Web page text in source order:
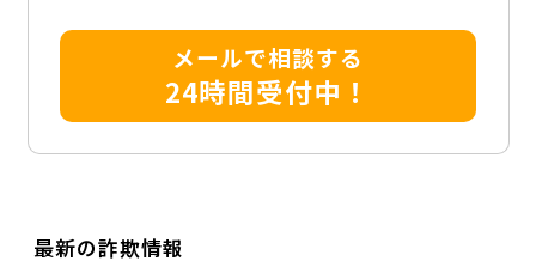
メールで相談する
24時間受付中！
最新の詐欺情報